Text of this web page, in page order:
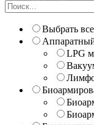
Выбрать все
LPG